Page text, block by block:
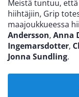
Meistä tuntuu,
hiihtäjiin, Grip
maajoukkueessa
Andersson, Anna
Ingemarsdotter,
Jonna Sundling.